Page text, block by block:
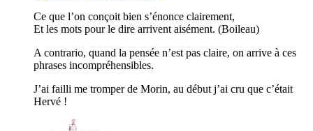
Ce que l’on conçoit bien s’énonce clairement,
Et les mots pour le dire arrivent aisément. (Boileau)
A contrario, quand la pensée n’est pas claire, on arrive à ces
phrases incompréhensibles.
J’ai failli me tromper de Morin, au début j’ai cru que c’était
Hervé !